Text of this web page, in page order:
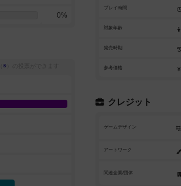
プレイ時間
対象年齢
発売時期
参考価格
クレジット
ゲームデザイン
アートワーク
関連企業/団体
0%
※